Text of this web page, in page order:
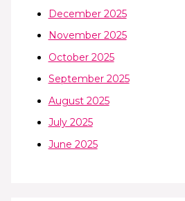
December 2025
November 2025
October 2025
September 2025
August 2025
July 2025
June 2025